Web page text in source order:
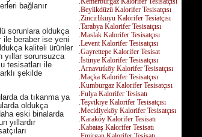
bağlanır
sorunlara oldukça
ile beraber ise yeni
kaliteli ürünler
yıllar sorunsuzca
tesisatları ile
şekilde
da tıkanma ya
oldukça
eski binalarda
yıllardır
.Beylikdüzü Kalorifer Tesisatçısı
.Zincirlikuyu Kalorifer Tesiatçısı
.Tarabya Kalorifer Tesisatçısı
.Maslak Kalorifer Tesisatçısı
.Levent Kalorifer Tesisatçısı
.Gayrettepe Kalorifer Tesisat
.İstinye Kalorifer Tesisatçısı
.Arnavutköy Kalorifer Tesisatçısı
.Maçka Kalorifer Tesisatçısı
.Kumburgaz Kalorifer Tesisatçısı
.Fulya Kalorifer Tesisatı
.Teşvikiye Kalorifer Tesisatçısı
.Mecidiyeköy Kalorifer Tesisatçısı
.Karaköy Kalorifer Tesisatı
.Kabataş Kalorifer Tesisatı